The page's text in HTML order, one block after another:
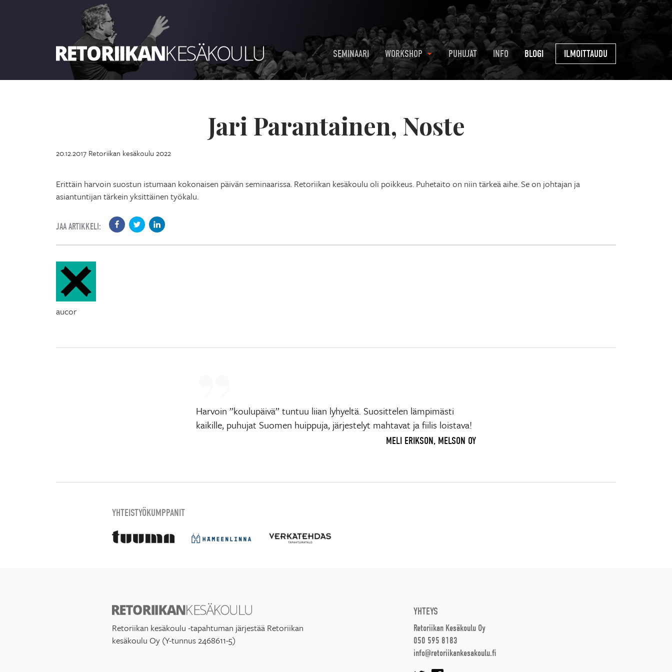
SEMINAARI WORKSHOP PUHUJAT INFO BLOGI ILMOITTAUDU
Jari Parantainen, Noste
20.12.2017 Retoriikan kesäkoulu 2022
Erittäin harvoin suostun istumaan kokonaisen päivän seminaarissa. Retoriikan kesäkoulu oli poikkeus. Puhetaito on niin tärkeä aihe. Se on johtajan ja
asiantuntijan tärkein yksittäinen työkalu.
JAA ARTIKKELI:
aucor
Harvoin ”koulupäivä” tuntuu liian lyhyeltä. Suosittelen lämpimästi
kaikille, puhujat Suomen huippuja, järjestelyt mahtavat ja fiilis loistava!
MELI ERIKSON, MELSON OY
YHTEISTYÖKUMPPANIT
Retoriikan kesäkoulu -tapahtuman järjestää Retoriikan
kesäkoulu Oy (Y-tunnus 2468611-5)
YHTEYS
Retoriikan Kesäkoulu Oy
050 595 8183
info@retoriikankesakoulu.fi